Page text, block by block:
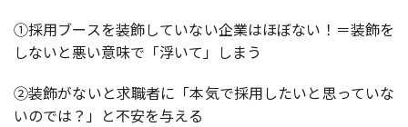
①採用ブースを装飾していない企業はほぼない！＝装飾を
しないと悪い意味で「浮いて」しまう
②装飾がないと求職者に「本気で採用したいと思っていな
いのでは？」と不安を与える